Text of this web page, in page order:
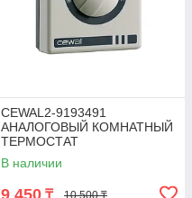
CEWAL2-9193491
АНАЛОГОВЫЙ КОМНАТНЫЙ
ТЕРМОСТАТ
В наличии
10 500 ₸